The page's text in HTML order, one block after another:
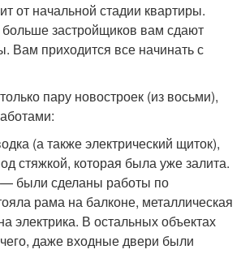
от начальной стадии квартиры.
застройщиков вам сдают
Вам приходится все начинать с
пару новостроек (из восьми),
(а также электрический щиток),
стяжкой, которая была уже залита.
— были сделаны работы по
рама на балконе, металлическая
электрика. В остальных объектах
даже входные двери были